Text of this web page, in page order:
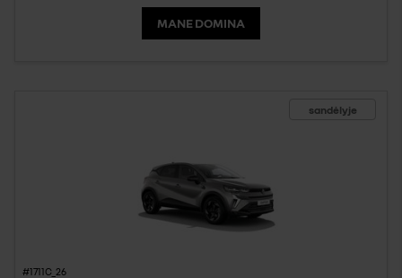
MANE DOMINA
sandėlyje
#1711C_26